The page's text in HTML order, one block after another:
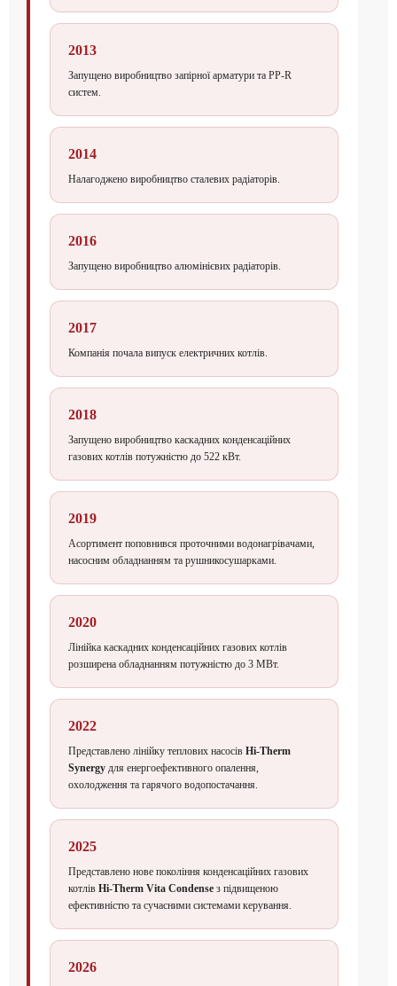
2013
Запущено виробництво запірної арматури та PP-R
систем.
2014
Налагоджено виробництво сталевих радіаторів.
2016
Запущено виробництво алюмінієвих радіаторів.
2017
Компанія почала випуск електричних котлів.
2018
Запущено виробництво каскадних конденсаційних
газових котлів потужністю до 522 кВт.
2019
Асортимент поповнився проточними водонагрівачами,
насосним обладнанням та рушникосушарками.
2020
Лінійка каскадних конденсаційних газових котлів
розширена обладнанням потужністю до 3 МВт.
2022
Представлено лінійку теплових насосів Hi-Therm
Synergy для енергоефективного опалення,
охолодження та гарячого водопостачання.
2025
Представлено нове покоління конденсаційних газових
котлів Hi-Therm Vita Condense з підвищеною
ефективністю та сучасними системами керування.
2026